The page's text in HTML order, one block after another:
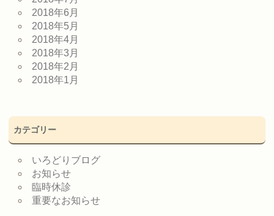
2018年6月
2018年5月
2018年4月
2018年3月
2018年2月
2018年1月
カテゴリー
いろどりブログ
お知らせ
臨時休診
重要なお知らせ